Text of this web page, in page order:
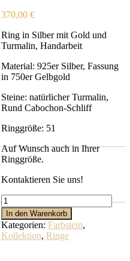
370,00 €
Ring in Silber mit Gold und
Turmalin, Handarbeit
Material: 925er Silber, Fassung
in 750er Gelbgold
Steine: natürlicher Turmalin,
Rund Cabochon-Schliff
Ringgröße: 51
Auf Wunsch auch in Ihrer
Ringgröße.
Kontaktieren Sie uns!
Ring
in
Silber
mit
Gold
In den Warenkorb
Kategorien: Farbstein,
Kollektion, Ringe